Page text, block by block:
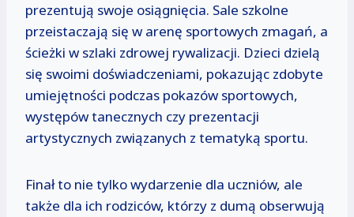
prezentują swoje osiągnięcia. Sale szkolne
przeistaczają się w arenę sportowych zmagań, a
ścieżki w szlaki zdrowej rywalizacji. Dzieci dzielą
się swoimi doświadczeniami, pokazując zdobyte
umiejętności podczas pokazów sportowych,
występów tanecznych czy prezentacji
artystycznych związanych z tematyką sportu.
Finał to nie tylko wydarzenie dla uczniów, ale
także dla ich rodziców, którzy z dumą obserwują